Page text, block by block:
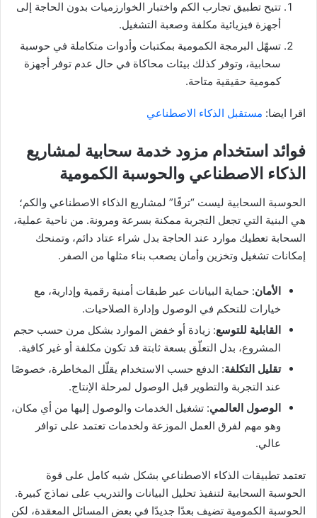
تتيح تطبيق تجارب الكم واختبار الخوارزميات بدون الحاجة إلى
أجهزة فيزيائية مكلفة وصعبة التشغيل.
تسهّل البرمجة الكمومية بمكتبات وأدوات متكاملة في حوسبة
سحابية، وتوفر كذلك بيئات محاكاة في حال عدم توفر أجهزة
كمومية حقيقية متاحة.
اقرا ايضا: مستقبل الذكاء الاصطناعي
فوائد استخدام مزود خدمة سحابية لمشاريع
الذكاء الاصطناعي والحوسبة الكمومية
الحوسبة السحابية ليست “ترفًا” لمشاريع الذكاء الاصطناعي والكم؛
هي البنية التي تجعل التجربة ممكنة بسرعة ومرونة. من ناحية عملية،
السحابة تعطيك موارد عند الحاجة بدل شراء عتاد دائم، وتمنحك
إمكانات تشغيل وتخزين وأمان يصعب بناء مثلها من الصفر.
الأمان: حماية البيانات عبر طبقات أمنية رقمية وإدارية، مع
خيارات للتحكم في الوصول وإدارة الصلاحيات.
القابلية للتوسع: زيادة أو خفض الموارد بشكل مرن حسب حجم
المشروع، بدل التعلّق بسعة ثابتة قد تكون مكلفة أو غير كافية.
تقليل التكلفة: الدفع حسب الاستخدام يقلّل المخاطرة، خصوصًا
عند التجربة والتطوير قبل الوصول لمرحلة الإنتاج.
الوصول العالمي: تشغيل الخدمات والوصول إليها من أي مكان،
وهو مهم لفرق العمل الموزعة ولخدمات تعتمد على توافر
عالي.
تعتمد تطبيقات الذكاء الاصطناعي بشكل شبه كامل على قوة
الحوسبة السحابية لتنفيذ تحليل البيانات والتدريب على نماذج كبيرة.
الحوسبة الكمومية تضيف بعدًا جديدًا في بعض المسائل المعقدة، لكن